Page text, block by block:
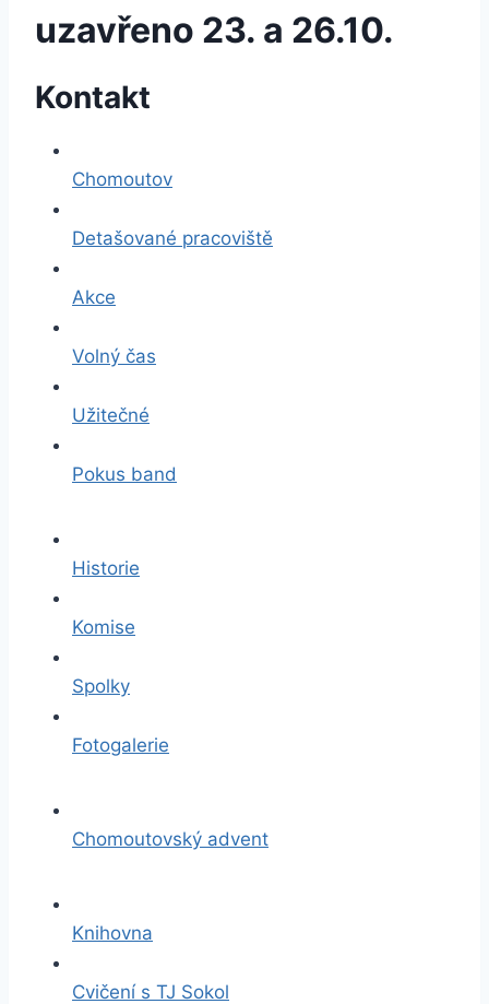
uzavřeno 23. a 26.10.
Kontakt
Chomoutov
Detašované pracoviště
Akce
Volný čas
Užitečné
Pokus band
Historie
Komise
Spolky
Fotogalerie
Chomoutovský advent
Knihovna
Cvičení s TJ Sokol